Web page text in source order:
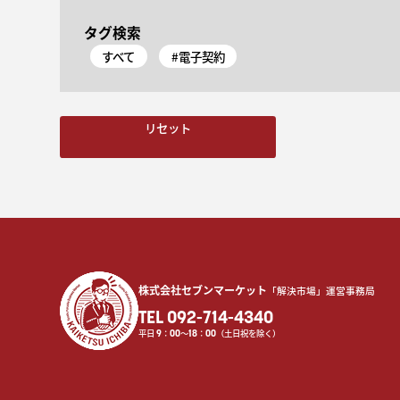
タグ検索
すべて #電子契約
リセット
株式会社セブンマーケット 「解決市場」運営事務局
TEL 092-714-4340
平日 9： 00〜18： 00（土日祝を除く）